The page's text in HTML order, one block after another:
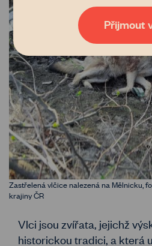
Zastřelená vlčice nalezená na Mělnicku,
krajiny ČR
Vlci jsou zvířata, jejichž
historickou tradici, a která
vás zajímají podrobnosti,
zpracování osobních údajů
. Tak
Přijmout